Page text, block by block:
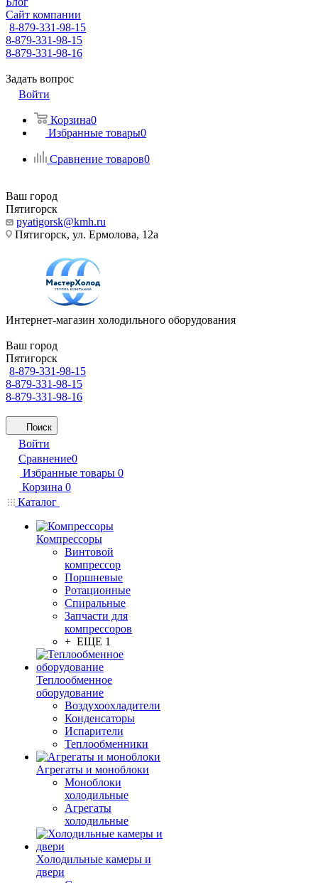
Сайт компании
8-879-331-98-15
8-879-331-98-15
8-879-331-98-16
Задать вопрос
Войти
Корзина0
Избранные товары0
Сравнение товаров0
Ваш город
Пятигорск
pyatigorsk@kmh.ru
Пятигорск, ул. Ермолова, 12а
Интернет-магазин холодильного оборудования
Ваш город
Пятигорск
8-879-331-98-15
8-879-331-98-15
8-879-331-98-16
Поиск
Войти
Сравнение0
Избранные товары 0
Корзина 0
Каталог
Компрессоры
Винтовой
компрессор
Поршневые
Ротационные
Спиральные
Запчасти для
компрессоров
+ ЕЩЕ 1
Теплообменное
оборудование
Воздухоохладители
Конденсаторы
Испарители
Теплообменники
Агрегаты и моноблоки
Моноблоки
холодильные
Агрегаты
холодильные
Холодильные камеры и
двери